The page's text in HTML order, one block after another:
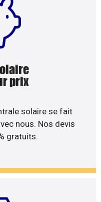
prix
solaire se fait
nous. Nos devis
gratuits.